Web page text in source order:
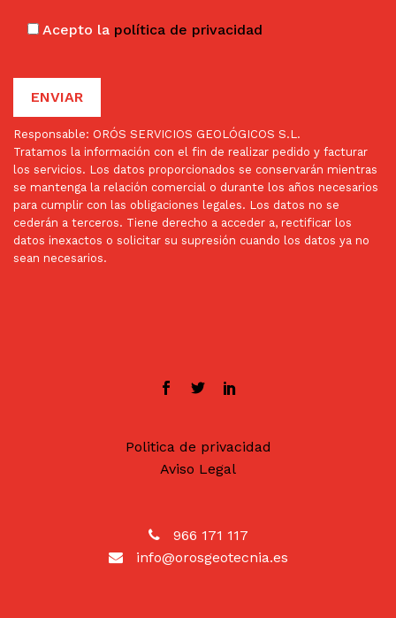
Acepto la política de privacidad
Responsable: ORÓS SERVICIOS GEOLÓGICOS S.L.
Tratamos la información con el fin de realizar pedido y facturar
los servicios. Los datos proporcionados se conservarán mientras
se mantenga la relación comercial o durante los años necesarios
para cumplir con las obligaciones legales. Los datos no se
cederán a terceros. Tiene derecho a acceder a, rectificar los
datos inexactos o solicitar su supresión cuando los datos ya no
sean necesarios.
Politica de privacidad
Aviso Legal
966 171 117
info@orosgeotecnia.es